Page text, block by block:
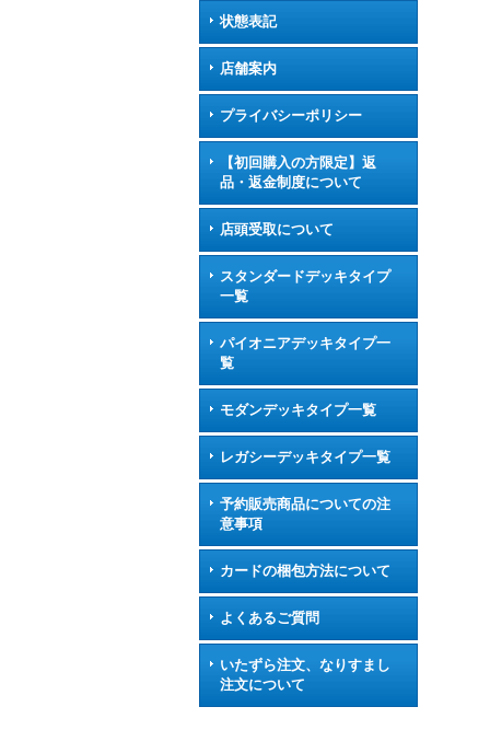
状態表記
店舗案内
プライバシーポリシー
【初回購入の方限定】返
品・返金制度について
店頭受取について
スタンダードデッキタイプ
一覧
パイオニアデッキタイプ一
覧
モダンデッキタイプ一覧
レガシーデッキタイプ一覧
予約販売商品についての注
意事項
カードの梱包方法について
よくあるご質問
いたずら注文、なりすまし
注文について